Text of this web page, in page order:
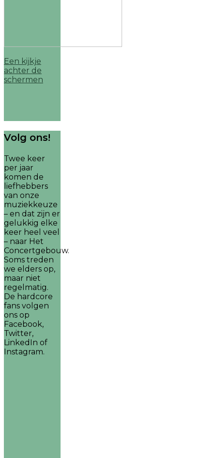
Een kijkje
achter de
schermen
Volg ons!
Twee keer
per jaar
komen de
liefhebbers
van onze
muziekkeuze
– en dat zijn er
gelukkig elke
keer heel veel
– naar Het
Concertgebouw.
Soms treden
we elders op,
maar niet
regelmatig.
De hardcore
fans volgen
ons op
Facebook,
Twitter,
LinkedIn of
Instagram.